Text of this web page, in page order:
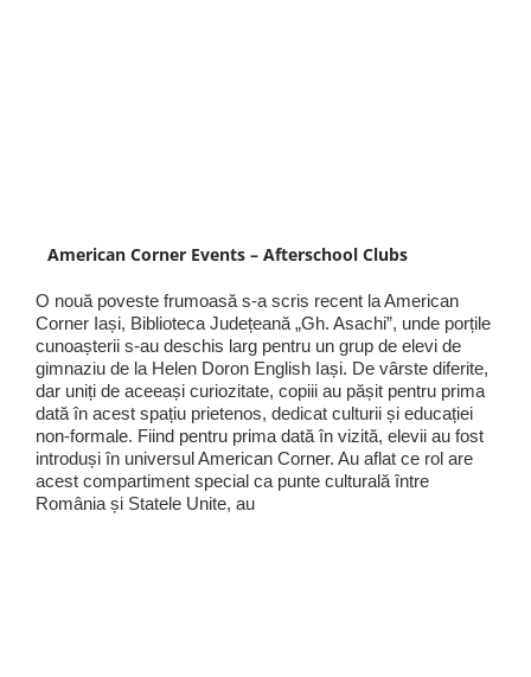
American Corner Events – Afterschool Clubs
O nouă poveste frumoasă s-a scris recent la American
Corner Iași, Biblioteca Județeană „Gh. Asachi”, unde porțile
cunoașterii s-au deschis larg pentru un grup de elevi de
gimnaziu de la Helen Doron English Iași. De vârste diferite,
dar uniți de aceeași curiozitate, copiii au pășit pentru prima
dată în acest spațiu prietenos, dedicat culturii și educației
non-formale. Fiind pentru prima dată în vizită, elevii au fost
introduși în universul American Corner. Au aflat ce rol are
acest compartiment special ca punte culturală între
România și Statele Unite, au